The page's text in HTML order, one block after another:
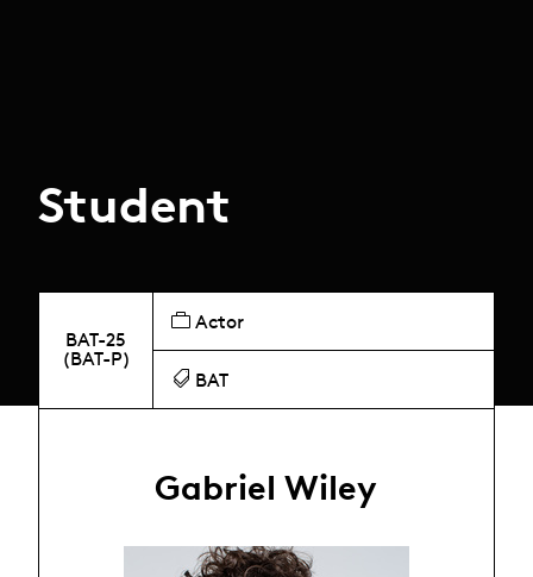
Student
BAT-25
(BAT-P)
Actor
BAT
Gabriel Wiley